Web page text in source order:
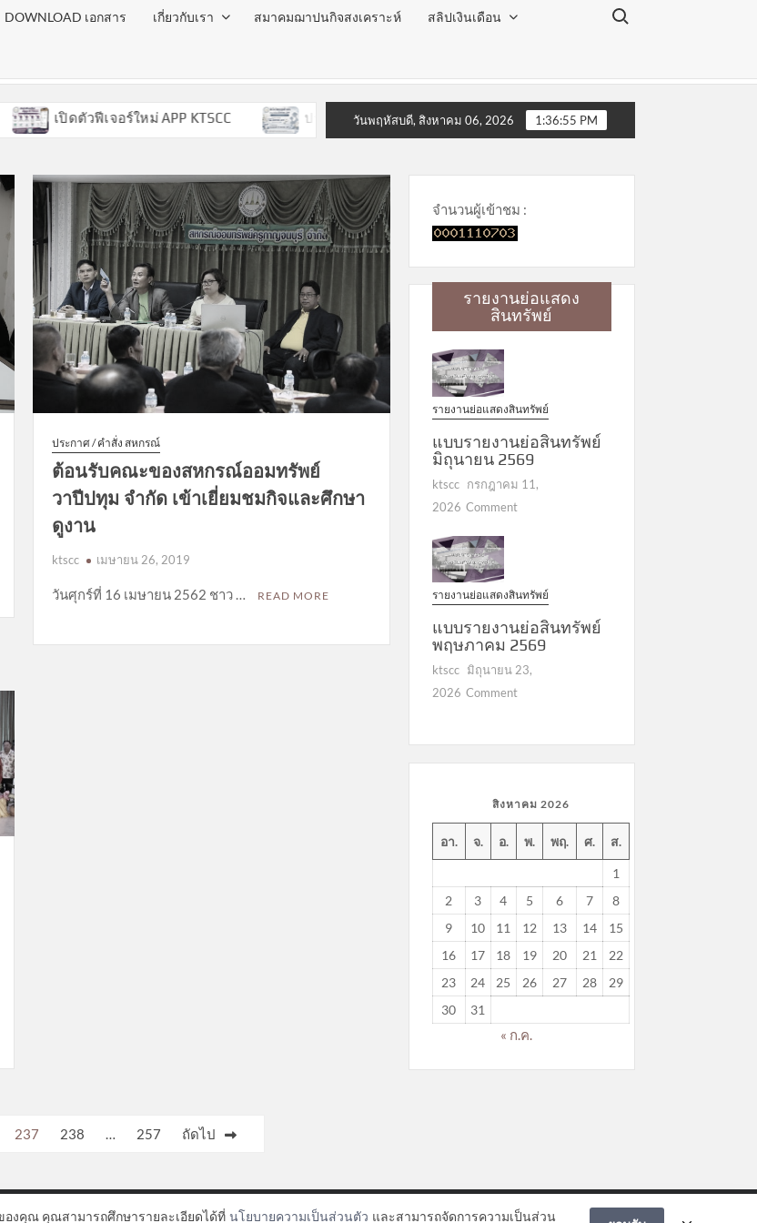
DOWNLOAD เอกสาร เกี่ยวกับเรา สมาคมฌาปนกิจสงเคราะห์ สลิปเงินเดือน
Search for:
เปิดตัวฟีเจอร์ใหม่ APP KTSCC ประกาศวันหยุด ประจำเดือนสิงหาคม 2569 โครงการโลกสวย ตาใส ไร้ต้อ
วันพฤหัสบดี, สิงหาคม 06, 2026 1:36:55 PM
ประกาศ / คำสั่ง สหกรณ์
ต้อนรับคณะของสหกรณ์ออมทรัพย์
วาปีปทุม จำกัด เข้าเยี่ยมชมกิจและศึกษา
ดูงาน
ktscc เมษายน 26, 2019
วันศุกร์ที่ 16 เมษายน 2562 ชาว … READ MORE
237 238 257 ถัดไป
จำนวนผู้เข้าชม :
รายงานย่อแสดง
สินทรัพย์
รายงานย่อแสดงสินทรัพย์
แบบรายงานย่อสินทรัพย์
มิถุนายน 2569
ktscc กรกฎาคม 11,
2026 Commenton
มิถุนายน
2569
รายงานย่อแสดงสินทรัพย์
แบบรายงานย่อสินทรัพย์
พฤษภาคม 2569
ktscc มิถุนายน 23,
2026 Commenton
2569
สิงหาคม 2026
อา. จ. อ. พ. พฤ. ศ. ส.
1
2
3 4 5 6 7
8
9
10 11 12 13 14
15
16
17 18 19 20 21
22
23
24 25 26 27 28
29
30
31
« ก.ค.
งคุณ คุณสามารถศึกษารายละเอียดได้ที่ นโยบายความเป็นส่วนตัว และสามารถจัดการความเป็นส่วน